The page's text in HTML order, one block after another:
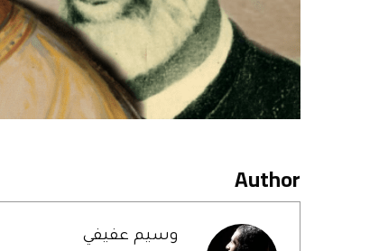
Author
وسيم عفيفي